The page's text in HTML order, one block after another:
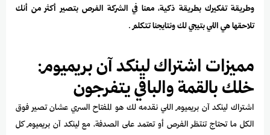
وطريقة تفكيرك بطريقة ذكية، معنا في الشركة الفرص بتصير أكثر من أنك
تلاحقها هي اللي بتيجي لك ونتايجنا تتكلم .
مميزات اشتراك لينكد آن بريميوم:
خلك بالقمة والباقي يتفرجون
اشتراك لينكد آن بريميوم اللي نقدمه لك هو المفتاح السري عشان تصير فوق
الكل ما تحتاج تنتظر الفرص أو تعتمد على الصدفة، مع لينكد آن بريميوم كل